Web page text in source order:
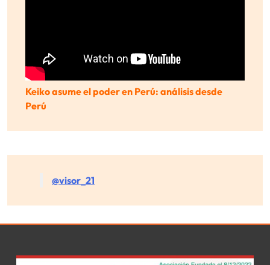
Keiko asume el poder en Perú: análisis desde
Perú
@visor_21